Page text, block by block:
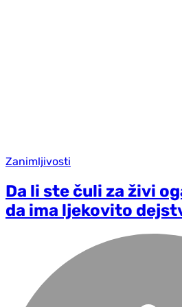
Zanimljivosti
Da li ste čuli za živi
da ima ljekovito